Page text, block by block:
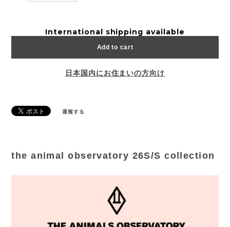
International shipping available
Add to cart
日本国内にお住まいの方向け
通報する
the animal observatory 26S/S collection